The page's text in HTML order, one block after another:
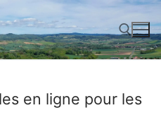
en ligne pour les